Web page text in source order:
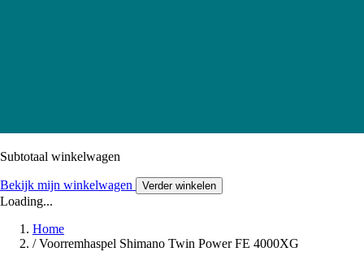
Subtotaal winkelwagen
Bekijk mijn winkelwagen Verder winkelen
Loading...
Home
/ Voorremhaspel Shimano Twin Power FE 4000XG